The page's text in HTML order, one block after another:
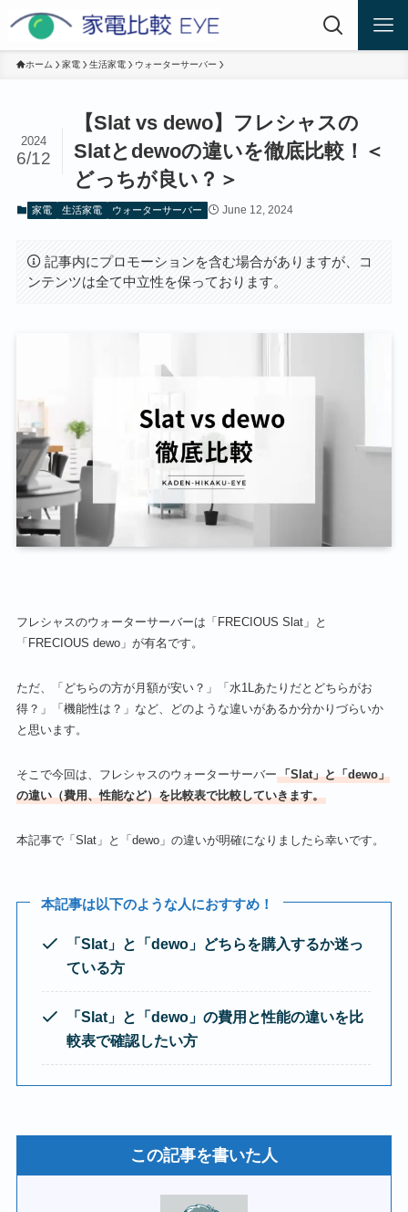
ホーム 家電 生活家電 ウォーターサーバー
【Slat vs dewo】フレシャスの
Slatとdewoの違いを徹底比較！＜
どっちが良い？＞
2024
6/12
家電 生活家電 ウォーターサーバー June 12, 2024
記事内にプロモーションを含む場合がありますが、コ
ンテンツは全て中立性を保っております。
フレシャスのウォーターサーバーは「FRECIOUS Slat」と
「FRECIOUS dewo」が有名です。
ただ、「どちらの方が月額が安い？」「水1Lあたりだとどちらがお
得？」「機能性は？」など、どのような違いがあるか分かりづらいか
と思います。
そこで今回は、フレシャスのウォーターサーバー「Slat」と「dewo」
の違い（費用、性能など）を比較表で比較していきます。
本記事で「Slat」と「dewo」の違いが明確になりましたら幸いです。
本記事は以下のような人におすすめ！
「Slat」と「dewo」どちらを購入するか迷っ
ている方
「Slat」と「dewo」 の費用と性能の違いを比
較表で確認したい方
この記事を書いた人